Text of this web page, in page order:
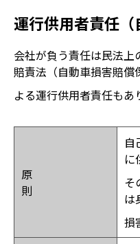
運行供用者責任（
会社が負う責任は民法上
賠責法（自動車損害賠償
よる運行供用者責任もあ
原
則
自
に
そ
は
損